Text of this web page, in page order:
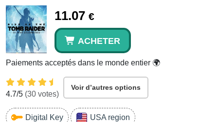
11.07 €
ACHETER
Paiements acceptés dans le monde entier 🌍
4.7/5 (30 votes)
Voir d’autres options
Digital Key USA region